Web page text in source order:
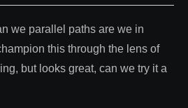
we parallel paths are we in
this through the lens of
but looks great, can we try it a